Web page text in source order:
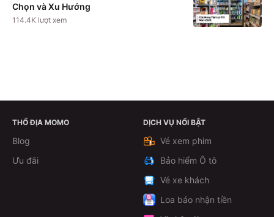
Chọn và Xu Hướng
114.4K lượt xem
Xem chi tiết
THỔ ĐỊA MOMO
Blog
Ưu đãi
DỊCH VỤ NỔI BẬT
Vé xem phim
Bảo hiểm Ô tô
Vé xe khách
Loa báo nhận tiền